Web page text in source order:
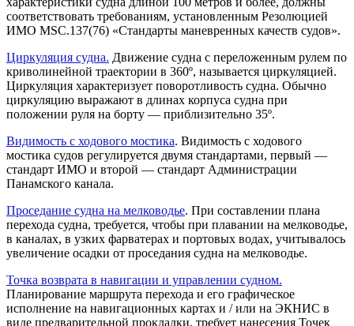
соответствовать требованиям, установленным Резолюцией
ИМО MSC.137(76) «Стандарты маневренных качеств судов».
Циркуляция судна. Движение судна с переложенным рулем по
криволинейной траектории в 360º, называется циркуляцией.
Циркуляция характеризует поворотливость судна. Обычно
циркуляцию выражают в длинах корпуса судна при
положении руля на борту — приблизительно 35º.
Видимость с ходового мостика. Видимость с ходового
мостика судов регулируется двумя стандартами, первый —
стандарт ИМО и второй — стандарт Администрации
Панамского канала.
Проседание судна на мелководье. При составлении плана
перехода судна, требуется, чтобы при плавании на мелководье,
в каналах, в узких фарватерах и портовых водах, учитывалось
увеличение осадки от проседания судна на мелководье.
Точка возврата в навигации и управлении судном.
Планирование маршрута перехода и его графическое
исполнение на навигационных картах и / или на ЭКНИС в
виде предварительной прокладки, требует нанесения Точек